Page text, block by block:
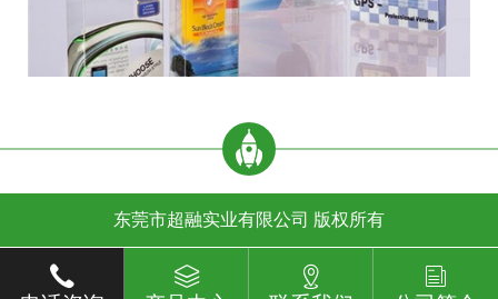
东莞市超融实业有限公司 版权所有